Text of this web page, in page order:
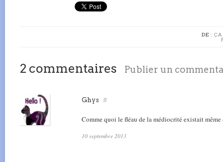
DE :
2 commentaires Publier un
Ghys #
Comme quoi le fléau de la médiocrité existait
10 septembre 2013